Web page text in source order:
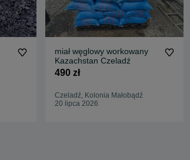
miał węglowy workowany
Kazachstan Czeladź
490 zł
Czeladź, Kolonia Małobądź
20 lipca 2026